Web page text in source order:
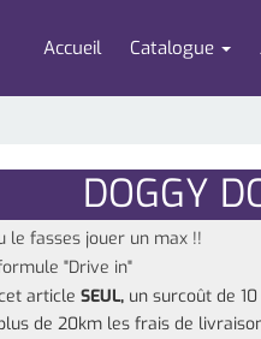
Accueil Catalogue
DOGGY
le fasses jouer un max !!
"Drive in"
article SEUL, un surcoût de 10
de 20km les frais de